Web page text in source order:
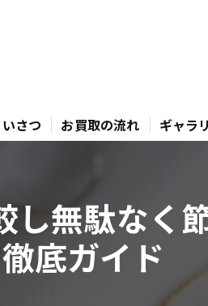
さつ お買取の流れ ギャラ
無駄なく
徹底ガイド